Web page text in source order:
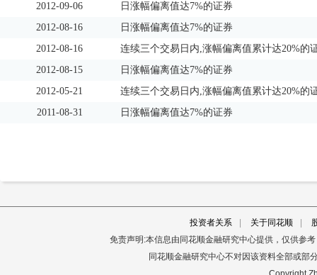
2012-09-06
日涨幅偏离值达7%的证券
2012-08-16
日涨幅偏离值达7%的证券
2012-08-16
连续三个交易日内,涨幅偏离值累计达20%的
2012-08-15
日涨幅偏离值达7%的证券
2012-05-21
连续三个交易日内,涨幅偏离值累计达20%的
2011-08-31
日涨幅偏离值达7%的证券
投资者关系 关于同花顺
免责声明:本信息由同花顺金融研究中心提供，仅供参
同花顺金融研究中心不对因该资料全部或部